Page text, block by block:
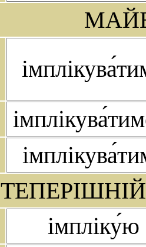
імпліку́ю